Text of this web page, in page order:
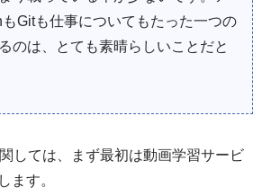
Gitも仕事についてもたった一つの
のは、とても素晴らしいことだと
しては、まず最初は動画学習サービ
ます。